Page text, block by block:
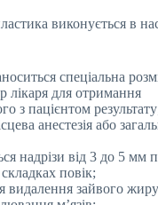
виконується в
спеціальна
лікаря для отримання
з пацієнтом
анестезія або
надрізи від 3 до 5 мм
повік;
видалення зайвого